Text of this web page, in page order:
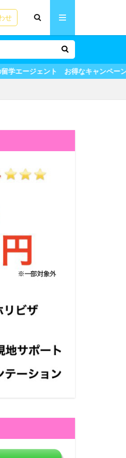
せ
お得なキャンペーン実施中！ イン